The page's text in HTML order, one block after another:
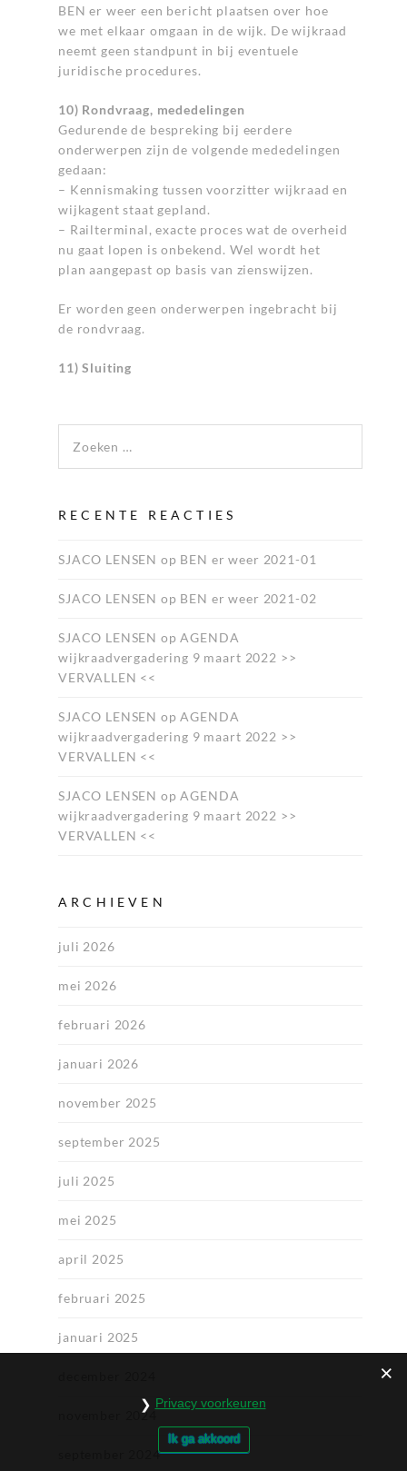
BEN er weer een bericht plaatsen over hoe
we met elkaar omgaan in de wijk. De wijkraad
neemt geen standpunt in bij eventuele
juridische procedures.
10) Rondvraag, mededelingen
Gedurende de bespreking bij eerdere
onderwerpen zijn de volgende mededelingen
gedaan:
– Kennismaking tussen voorzitter wijkraad en
wijkagent staat gepland.
– Railterminal, exacte proces wat de overheid
nu gaat lopen is onbekend. Wel wordt het
plan aangepast op basis van zienswijzen.
Er worden geen onderwerpen ingebracht bij
de rondvraag.
11) Sluiting
RECENTE REACTIES
SJACO LENSEN op BEN er weer 2021-01
SJACO LENSEN op BEN er weer 2021-02
SJACO LENSEN opAGENDA
wijkraadvergadering 9 maart 2022 >>
VERVALLEN <<
SJACO LENSEN opAGENDA
wijkraadvergadering 9 maart 2022 >>
VERVALLEN <<
SJACO LENSEN opAGENDA
wijkraadvergadering 9 maart 2022 >>
VERVALLEN <<
ARCHIEVEN
juli 2026
mei 2026
februari 2026
januari 2026
november 2025
september 2025
juli 2025
mei 2025
april 2025
februari 2025
januari 2025
november 2024
september 2024
Privacy voorkeuren
Ik ga akkoord